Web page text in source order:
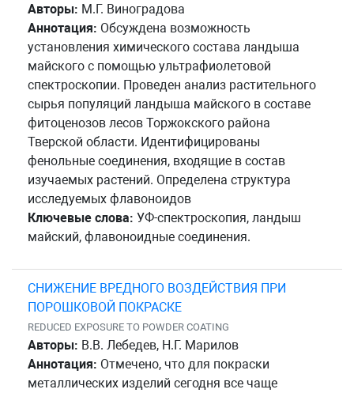
Авторы: М.Г. Виноградова
Аннотация: Обсуждена возможность
установления химического состава ландыша
майского с помощью ультрафиолетовой
спектроскопии. Проведен анализ растительного
сырья популяций ландыша майского в составе
фитоценозов лесов Торжокского района
Тверской области. Идентифицированы
фенольные соединения, входящие в состав
изучаемых растений. Определена структура
исследуемых флавоноидов
Ключевые слова: УФ-спектроскопия, ландыш
майский, флавоноидные соединения.
СНИЖЕНИЕ ВРЕДНОГО ВОЗДЕЙСТВИЯ ПРИ
ПОРОШКОВОЙ ПОКРАСКЕ
REDUCED EXPOSURE TO POWDER COATING
Авторы: В.В. Лебедев, Н.Г. Марилов
Аннотация: Отмечено, что для покраски
металлических изделий сегодня все чаще